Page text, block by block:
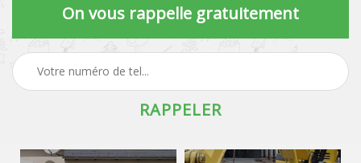
On vous rappelle gratuitement